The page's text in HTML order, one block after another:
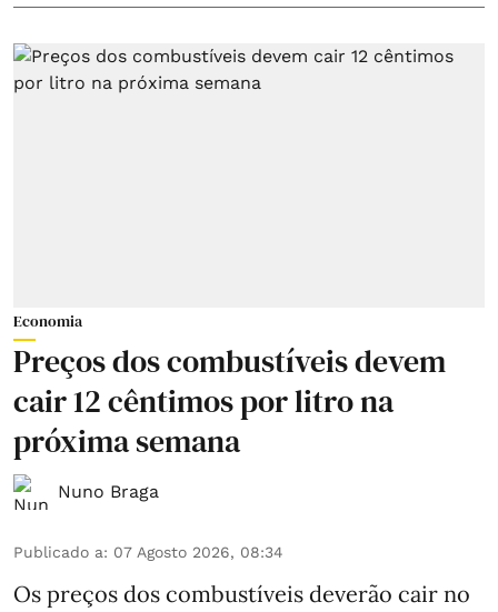
Economia
Preços dos combustíveis devem
cair 12 cêntimos por litro na
próxima semana
Nuno Braga
Publicado a: 07 Agosto 2026, 08:34
Os preços dos combustíveis deverão cair no